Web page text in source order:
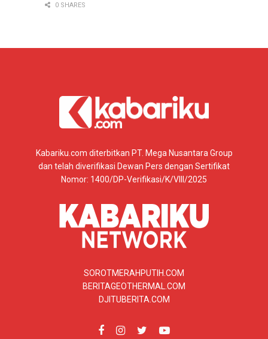
0 SHARES
Kabariku.com diterbitkan PT. Mega Nusantara Group
dan telah diverifikasi Dewan Pers dengan Sertifikat
Nomor: 1400/DP-Verifikasi/K/VIII/2025
SOROTMERAHPUTIH.COM
BERITAGEOTHERMAL.COM
DJITUBERITA.COM